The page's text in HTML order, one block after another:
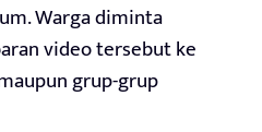
Warga diminta
video tersebut ke
grup-grup